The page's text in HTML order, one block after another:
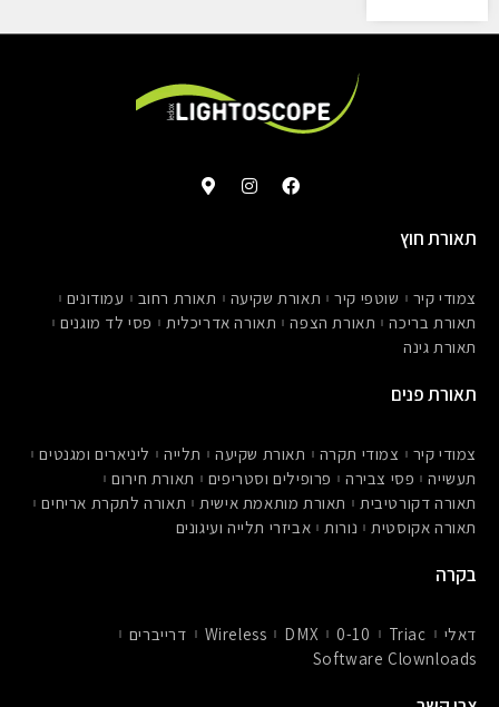
F
a
k
I
n
a
m
M
a
k
e
תאורת חוץ
צמודי קיר שוטפי קיר תאורת שקיעה תאורת רחוב
עמודונים
תאורת בריכה
תאורת הצפה תאורה אדריכלית
פסי לד מוגנים
תאורת גינה
תאורת פנים
צמודי קיר צמודי תקרה תאורת שקיעה תלייה
ליניארים ומגנטים
תעשייה
פסי צבירה פרופילים וסטריפים
תאורת חירום
תאורה דקורטיבית
תאורת מותאמת אישית
תאורה לתקרת אריחים
תאורה אקוסטית
נורות אביזרי תלייה ועיגונים
בקרה
דאלי Triac
0-10
DMX
Wireless
דרייברים
Software Clownloads